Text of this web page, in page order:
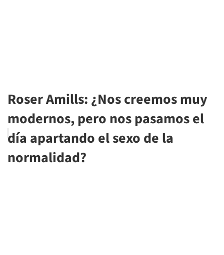
Roser Amills: ¿Nos creemos muy
modernos, pero nos pasamos el
día apartando el sexo de la
normalidad?